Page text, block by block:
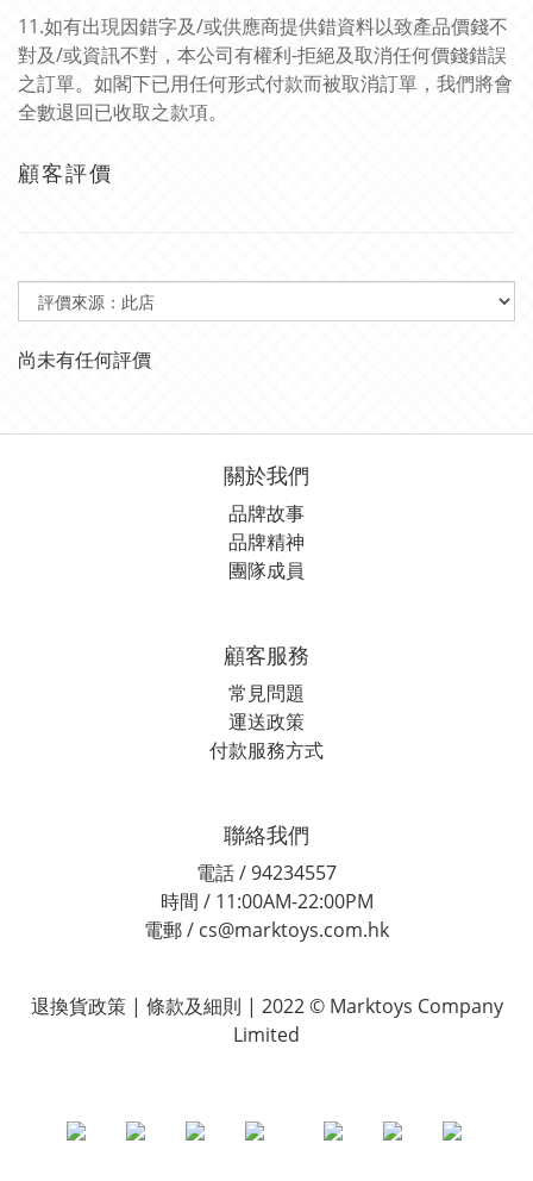
11.如有出現因錯字及/或供應商提供錯資料以致產品價錢不
對及/或資訊不對，本公司有權利-拒絕及取消任何價錢錯誤
之訂單。如閣下已用任何形式付款而被取消訂單，我們將會
全數退回已收取之款項。
顧客評價
尚未有任何評價
關於我們
品牌故事
品牌精神
團隊成員
顧客服務
常見問題
運送政策
付款服務方式
聯絡我們
電話 / 94234557
時間 / 11:00AM-22:00PM
電郵 / cs@marktoys.com.hk
退換貨政策 | 條款及細則 | 2022 © Marktoys Company
Limited